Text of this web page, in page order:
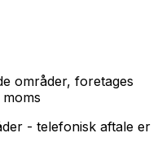
områder, foretages
moms
- telefonisk aftale er